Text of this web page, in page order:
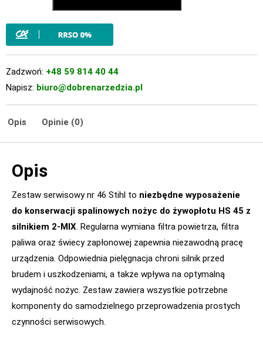
Zadzwoń: +48 59 814 40 44
Napisz: biuro@dobrenarzedzia.pl
Opis Opinie (0)
Opis
Zestaw serwisowy nr 46 Stihl to niezbędne wyposażenie
do konserwacji spalinowych nożyc do żywopłotu HS 45 z
silnikiem 2-MIX. Regularna wymiana filtra powietrza, filtra
paliwa oraz świecy zapłonowej zapewnia niezawodną pracę
urządzenia. Odpowiednia pielęgnacja chroni silnik przed
brudem i uszkodzeniami, a także wpływa na optymalną
wydajność nożyc. Zestaw zawiera wszystkie potrzebne
komponenty do samodzielnego przeprowadzenia prostych
czynności serwisowych.